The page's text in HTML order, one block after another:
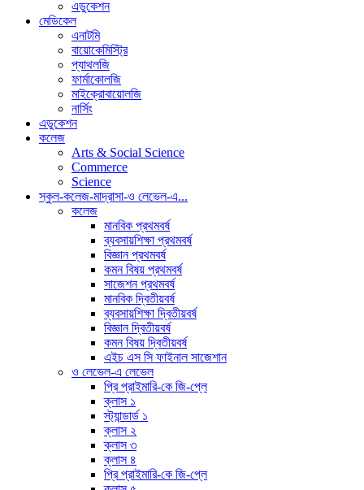
এডুকেশন
মেডিকেল
এনাটমি
বায়োকেমিস্ট্রি
প্যাথলজি
ফার্মাকোলজি
মাইক্রোবায়োলজি
নার্সিং
এডুকেশন
কলেজ
Arts & Social Science
Commerce
Science
স্কুল-কলেজ-মাদ্রাসা-ও লেভেল-এ...
কলেজ
মানবিক প্রথমবর্ষ
ব্যবসায়শিক্ষা প্রথমবর্ষ
বিজ্ঞান প্রথমবর্ষ
কমন বিষয় প্রথমবর্ষ
সাজেশন প্রথমবর্ষ
মানবিক দ্বিতীয়বর্ষ
ব্যবসায়শিক্ষা দ্বিতীয়বর্ষ
বিজ্ঞান দ্বিতীয়বর্ষ
কমন বিষয় দ্বিতীয়বর্ষ
এইচ এস সি ফাইনাল সাজেশান
ও লেভেল-এ লেভেল
প্রি প্রাইমারি-কে জি-প্লে
ক্লাস ১
স্ট্যান্ডার্ড ১
ক্লাস ২
ক্লাস ৩
ক্লাস ৪
প্রি প্রাইমারি-কে জি-প্লে